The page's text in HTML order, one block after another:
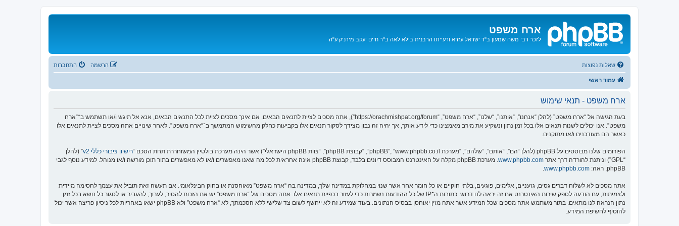
ארח משפט
לזכר רבי משה שמעון ב"ר ישראל עזרא ורעייתו הרבנית בילא לאה ב"ר חיים יעקב מירניק ע"ה
שאלות נפוצות התחברות הרשמה
עמוד ראשי
ארח משפט - תנאי שימוש
בעת הגישה אל “ארח משפט” (להלן “אנחנו”, “אותנו”, “שלנו”, “ארח משפט”, “https://orachmishpat.org/forum”), אתה מסכים לציית לתנאים הבאים. אם אינך מסכים לציית לכל התנאים הבאים, אנא אל תיגש ו/או תשתמש ב־“ארח
משפט”. אנו יכולים לשנות תנאים אלו בכל זמן נתון ונשקיע את מירב מאמצינו כדי לידע אותך, אך יהיה זה נבון מצידך לסקור תנאים אלו בקביעות כחלק מהשימוש המתמשך ב־“ארח משפט”. לאחר שינויים אתה מסכים לציית לתנאים אלו
כאשר הם מעודכנים ו/או מתוקנים.
הפורומים שלנו מבוססים על phpBB (להלן “הם”, “אותם”, “שלהם”, “מערכת phpBB”, “www.phpbb.co.il”, “קבוצת phpBB”, “צוות phpBB הישראלי”) אשר הינה מערכת בולטיין המשוחררת תחת הסכם “ רישיון ציבורי כללי v2
” (להלן
“GPL”) וניתנת להורדה דרך אתר
www.phpbb.com
. מערכת phpBB מקלה על האינטרנט המבוסס דיונים בלבד, קבוצת phpBB אינה אחראית לכל מה שאנו מאפשרים ו/או לא מאפשרים בתור תוכן מורשה ו/או מנוהל. למידע נוסף לגבי
phpBB, ראה:
www.phpbb.com
אתה מסכים לא לשלוח דברים גסים, גזעניים, אלימים, פוגעים, בלתי חוקיים או כל חומר אחר אשר שנוי במחלוקת במדינה שלך, במדינה בה “ארח משפט” מאוחסנת או בחוק הבינלאומי. אם תעשה זאת תוביל את עצמך לחסימה מיידית
ולצמיתות, עם הודעה לספק שירות האינטרנט אם זה יראה לנו דרוש. כתובות ה־IP של כל ההודעות נשמרות כדי לעזור בכפיית תנאים אלו. אתה מסכים של “ארח משפט” יש את הזכות להסיר, לערוך, להעביר או לסגור כל נושא בכל זמן
נתון הנראה לנו מתאים. בתור משתמש אתה מסכים שכל המידע אשר אתה מזין יאוחסן בבסיס הנתונים. בעוד שמידע זה לא ייחשף לשום צד שלישי ללא הסכמתך, לא “ארח משפט” ולא phpBB ישאו באחריות לכל ניסיון פריצה אשר יכול
להוסיף לחשיפת המידע.